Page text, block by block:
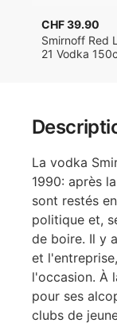
La vodka
1990: après
sont restés
politique et,
de boire. Il y
et
l'occasion. À
pour ses
clubs de
CHF 39.90
Smirnoff Red
21 Vodka